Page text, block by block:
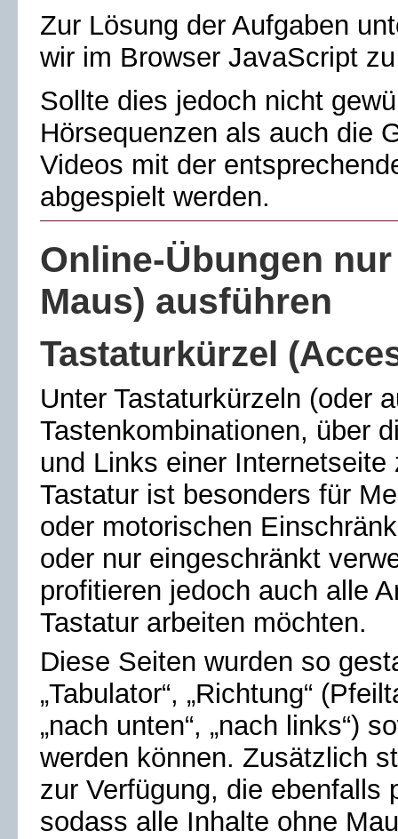
Zur Lösung der Aufgaben
wir im Browser JavaScript
Sollte dies jedoch nicht
Hörsequenzen als auch die
Videos mit der
abgespielt werden.
Online-Übungen
Maus) ausführen
Tastaturkürzel (
Unter Tastaturkürzeln (oder
Tastenkombinationen, über
und Links einer
Tastatur ist besonders für
oder motorischen
oder nur eingeschränkt
profitieren jedoch auch alle
Tastatur arbeiten möchten.
Diese Seiten wurden so
„Tabulator“, „Richtung“
„nach unten“, „nach links“)
werden können. Zusätzlich
zur Verfügung, die ebenfalls
sodass alle Inhalte ohne